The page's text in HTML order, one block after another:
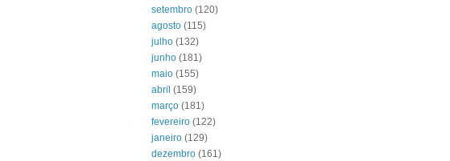
setembro (120)
agosto (115)
julho (132)
junho (181)
maio (155)
abril (159)
março (181)
fevereiro (122)
janeiro (129)
dezembro (161)